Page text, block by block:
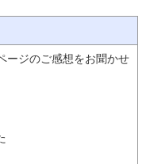
ージのご感想をお聞かせ